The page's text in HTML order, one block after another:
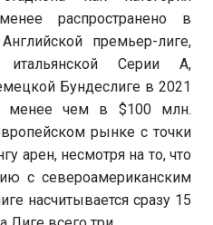
распространено в
премьер-лиге,
Серии А,
Бундеслиге в 2021
менее чем в $100 млн.
рынке с точки
арен, несмотря на то, что
с североамериканским
насчитывается сразу 15